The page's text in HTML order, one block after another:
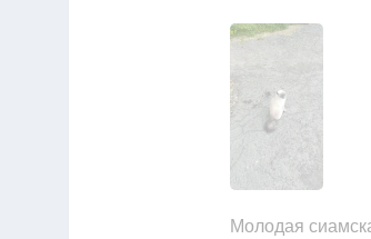
Молодая